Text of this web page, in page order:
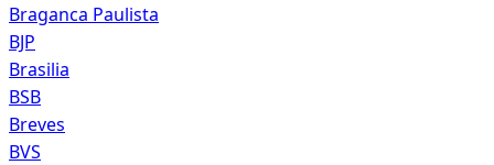
Braganca Paulista
BJP
Brasilia
BSB
Breves
BVS